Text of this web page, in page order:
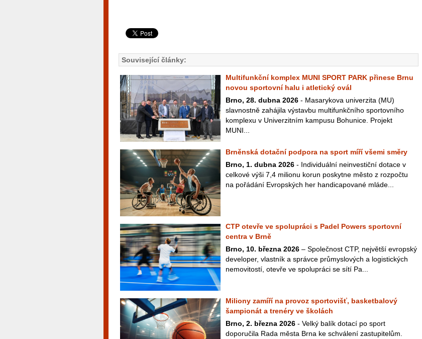
Související články:
Multifunkční komplex MUNI SPORT PARK přinese Brnu
novou sportovní halu i atletický ovál
Brno, 28. dubna 2026 - Masarykova univerzita (MU)
slavnostně zahájila výstavbu multifunkčního sportovního
komplexu v Univerzitním kampusu Bohunice. Projekt
MUNI...
Brněnská dotační podpora na sport míří všemi směry
Brno, 1. dubna 2026 - Individuální neinvestiční dotace v
celkové výši 7,4 milionu korun poskytne město z rozpočtu
na pořádání Evropských her handicapované mláde...
CTP otevře ve spolupráci s Padel Powers sportovní
centra v Brně
Brno, 10. března 2026 – Společnost CTP, největší evropský
developer, vlastník a správce průmyslových a logistických
nemovitostí, otevře ve spolupráci se sítí Pa...
Miliony zamíří na provoz sportovišť, basketbalový
šampionát a trenéry ve školách
Brno, 2. března 2026 - Velký balík dotací po sport
doporučila Rada města Brna ke schválení zastupitelům.